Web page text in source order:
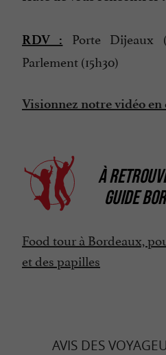
RDV :
Porte Dijeaux
Parlement (15h30)
Visionnez notre vidéo
À
GUIDE
Food tour à Bordeaux,
et des papilles
AVIS DES